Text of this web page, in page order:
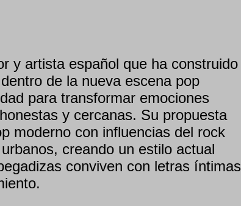
y artista español que ha construido
de la nueva escena pop
para transformar emociones
y cercanas. Su propuesta
moderno con influencias del rock
creando un estilo actual
conviven con letras íntimas